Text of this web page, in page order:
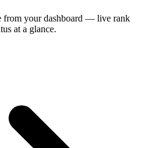
from your dashboard — live rank
at a glance.